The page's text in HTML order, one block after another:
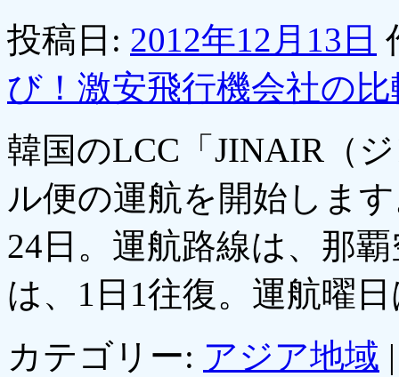
投稿日: 2012年12月13日
び！激安飛行機会社の
韓国のLCC「JINAIR（
ル便の運航を開始しま
24日。運航路線は、那
は、1日1往復。運航曜
カテゴリー: アジア地域 |